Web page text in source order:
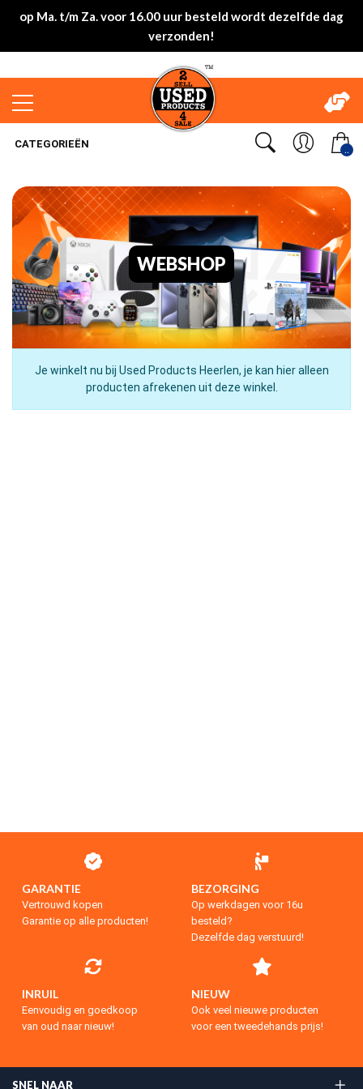
op Ma. t/m Za. voor 16.00 uur besteld wordt dezelfde dag
verzonden!
..
CATEGORIEËN
WEBSHOP
Je winkelt nu bij Used Products Heerlen, je kan hier alleen
producten afrekenen uit deze winkel.
GARANTIE
Vertrouwd kopen
Garantie op alle producten!
BEZORGING
Op werkdagen voor 16u
besteld?
Dezelfde dag verstuurd!
INRUIL
Eenvoudig en goedkoop
van oud naar nieuw!
NIEUW
Ook veel nieuwe producten
voor een tweedehands prijs!
SNEL NAAR